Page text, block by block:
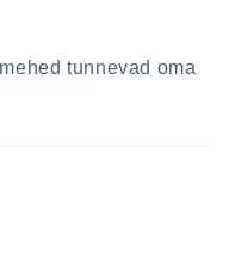
tunnevad oma